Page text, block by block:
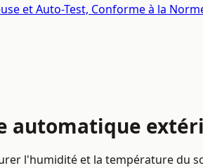
et Auto-Test, Conforme à la
automatique
l'humidité et la température du